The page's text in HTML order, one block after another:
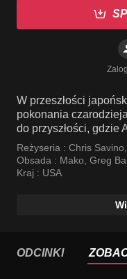
W przeszłości
pokonania
do przyszłości, gdzie
Reżyseria : Chris Savino
Obsada : Mako Greg
Kraj : USA
ODCINKI